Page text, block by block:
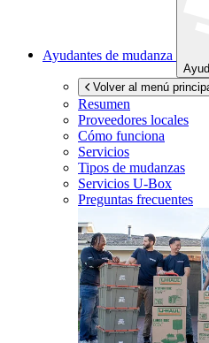
Ayudantes de mudanza
Volver al menú
Resumen
Proveedores locales
Cómo funciona
Servicios
Tipos de mudanzas
Servicios U-Box
Preguntas frecuentes